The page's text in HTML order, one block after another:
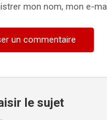
mon nom, mon e-
le sujet